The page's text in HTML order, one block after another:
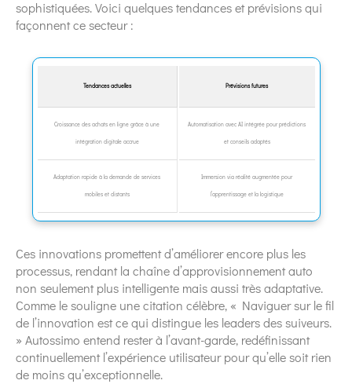
sophistiquées. Voici quelques tendances et prévisions qui
façonnent ce secteur :
Tendances actuelles Prévisions futures
Croissance des achats en ligne grâce à une
intégration digitale accrue
Automatisation avec AI intégrée pour prédictions
et conseils adaptés
Adaptation rapide à la demande de services
mobiles et distants
Immersion via réalité augmentée pour
l’apprentissage et la logistique
Ces innovations promettent d’améliorer encore plus les
processus, rendant la chaîne d’approvisionnement auto
non seulement plus intelligente mais aussi très adaptative.
Comme le souligne une citation célèbre, « Naviguer sur le fil
de l’innovation est ce qui distingue les leaders des suiveurs.
» Autossimo entend rester à l’avant-garde, redéfinissant
continuellement l’expérience utilisateur pour qu’elle soit rien
de moins qu’exceptionnelle.